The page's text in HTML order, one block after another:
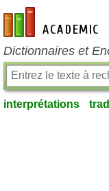
fr-academic.com
Dictionnaires et
interprétations